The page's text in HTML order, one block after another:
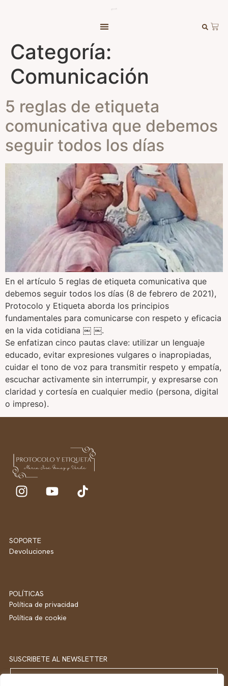
Categoría:
Comunicación
5 reglas de etiqueta
comunicativa que debemos
seguir todos los días
En el artículo 5 reglas de etiqueta comunicativa que
debemos seguir todos los días (8 de febrero de 2021),
Protocolo y Etiqueta aborda los principios
fundamentales para comunicarse con respeto y eficacia
en la vida cotidiana ￼ ￼.
Se enfatizan cinco pautas clave: utilizar un lenguaje
educado, evitar expresiones vulgares o inapropiadas,
cuidar el tono de voz para transmitir respeto y empatía,
escuchar activamente sin interrumpir, y expresarse con
claridad y cortesía en cualquier medio (persona, digital
o impreso).
SOPORTE
Devoluciones
POLÍTICAS
Política de privacidad
Política de cookie
SUSCRIBETE AL NEWSLETTER
Email